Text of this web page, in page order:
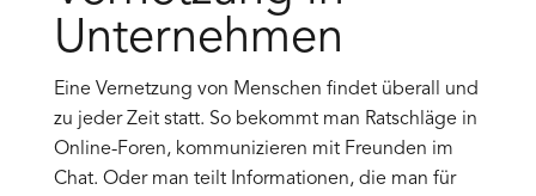
Unternehmen
Eine Vernetzung von Menschen findet überall und
zu jeder Zeit statt. So bekommt man Ratschläge in
Online-Foren, kommunizieren mit Freunden im
Chat. Oder man teilt Informationen, die man für